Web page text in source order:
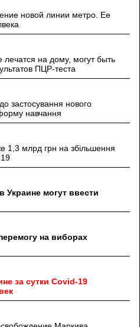
новой линии метро. Ее
на дому, могут быть
ПЦР-теста
застосування нового
навчання
1,3 млрд грн на збільшення
19
Украине могут ввести
на виборах
за сутки Covid-19